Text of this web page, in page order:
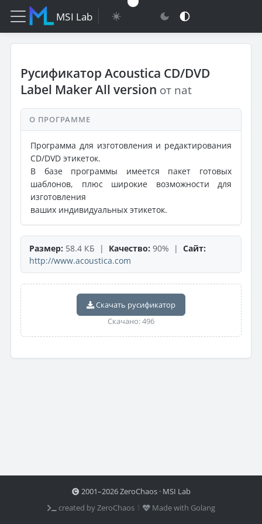
MSI Lab
Русификатор Acoustica CD/DVD
Label Maker All version от nat
О ПРОГРАММЕ
Программа для изготовления и редактирования
CD/DVD этикеток.
В базе программы имеется пакет готовых
шаблонов, плюс широкие возможности для
изготовления
ваших индивидуальных этикеток.
Размер: 58.4 КБ | Качество: 90% | Сайт:
http://www.acoustica.com
Скачать русификатор
Скачано: 496
2001–2026 ZeroChaos · MSI Lab
created by ZeroChaos ⦙
Made with Golang